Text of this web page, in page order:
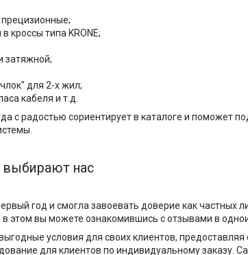
кроссы типа KRONE;
затяжной;
для 2-х жил;
кабеля и т.д.
с радостью сориентирует в каталоге и поможет
выбирают нас
год и смогла завоевать доверие как частных
в этом вы можете ознакомившись с отзывами в
условия для своих клиентов, предоставляя
для клиентов по индивидуальному заказу.